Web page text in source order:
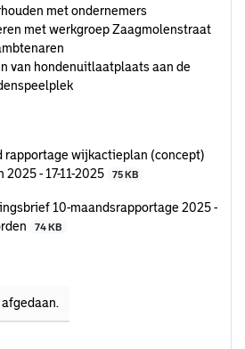
met ondernemers
met werkgroep Zaagmolenstraat
van hondenuitlaatplaats aan de
rapportage wijkactieplan (concept)
2025 - 17-11-2025
75 KB
10-maandsrapportage 2025 -
74 KB